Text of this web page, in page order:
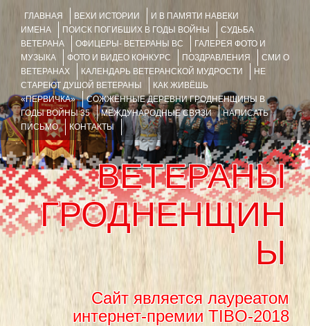
ГЛАВНАЯ ВЕХИ ИСТОРИИ
И В ПАМЯТИ НАВЕКИ
ИМЕНА
ПОИСК ПОГИБШИХ В ГОДЫ ВОЙНЫ
СУДЬБА
ВЕТЕРАНА
ОФИЦЕРЫ- ВЕТЕРАНЫ ВС
ГАЛЕРЕЯ ФОТО И
МУЗЫКА
ФОТО И ВИДЕО КОНКУРС ПОЗДРАВЛЕНИЯ
СМИ О
ВЕТЕРАНАХ
КАЛЕНДАРЬ ВЕТЕРАНСКОЙ МУДРОСТИ
НЕ
СТАРЕЮТ ДУШОЙ ВЕТЕРАНЫ
КАК ЖИВЁШЬ
«ПЕРВИЧКА»
СОЖЖЁННЫЕ ДЕРЕВНИ ГРОДНЕНЩИНЫ В
ГОДЫ ВОЙНЫ 35
МЕЖДУНАРОДНЫЕ СВЯЗИ
НАПИСАТЬ
ПИСЬМО
КОНТАКТЫ
ВЕТЕРАНЫ
ГРОДНЕНЩИН
Ы
Сайт является лауреатом
интернет-премии TIBO-2018